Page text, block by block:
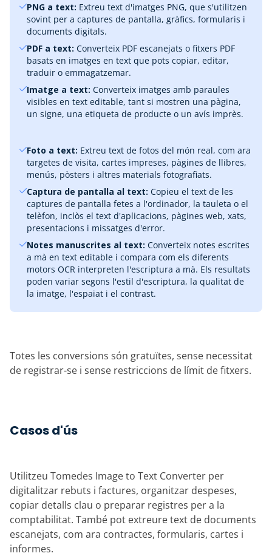
PNG a text: Extreu text d'imatges PNG, que s'utilitzen
sovint per a captures de pantalla, gràfics, formularis i
documents digitals.
PDF a text: Converteix PDF escanejats o fitxers PDF
basats en imatges en text que pots copiar, editar,
traduir o emmagatzemar.
Imatge a text: Converteix imatges amb paraules
visibles en text editable, tant si mostren una pàgina,
un signe, una etiqueta de producte o un avís imprès.
Foto a text: Extreu text de fotos del món real, com ara
targetes de visita, cartes impreses, pàgines de llibres,
menús, pòsters i altres materials fotografiats.
Captura de pantalla al text: Copieu el text de les
captures de pantalla fetes a l'ordinador, la tauleta o el
telèfon, inclòs el text d'aplicacions, pàgines web, xats,
presentacions i missatges d'error.
Notes manuscrites al text: Converteix notes escrites
a mà en text editable i compara com els diferents
motors OCR interpreten l'escriptura a mà. Els resultats
poden variar segons l'estil d'escriptura, la qualitat de
la imatge, l'espaiat i el contrast.
Totes les conversions són gratuïtes, sense necessitat
de registrar-se i sense restriccions de límit de fitxers.
Casos d'ús
Utilitzeu Tomedes Image to Text Converter per
digitalitzar rebuts i factures, organitzar despeses,
copiar detalls clau o preparar registres per a la
comptabilitat. També pot extreure text de documents
escanejats, com ara contractes, formularis, cartes i
informes.